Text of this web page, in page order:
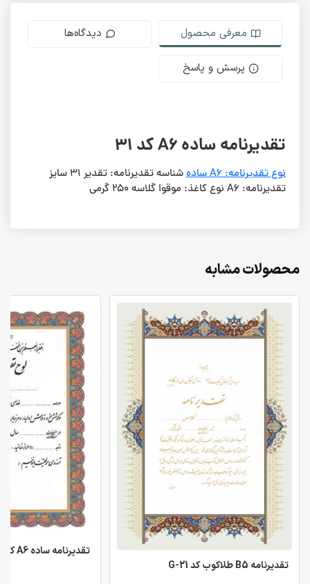
معرفی محصول دیدگاه‌ها
پرسش و پاسخ
تقدیرنامه ساده A6 کد 31
نوع تقدیرنامه: A6 ساده
شناسه تقدیرنامه: تقدیر 31 سایز
تقدیرنامه: A6 نوع کاغذ: موقوا گلاسه 250 گرمی
محصولات مشابه
تقدیرنامه B5 طلاکوب کد G-21
تقدیرنامه ساده A6 کد 21